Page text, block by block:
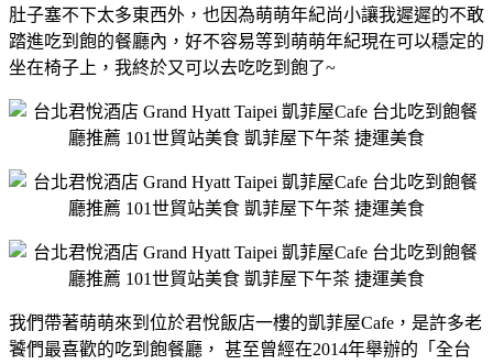
肚子塞不下太多東西外，也因為萌萌年紀尚小讓我遲遲的不敢
踏進吃到飽的餐廳內，好不容易等到萌萌年紀現在可以穩定的
坐在椅子上，我終於又可以去吃吃到飽了~
我們帶著萌萌來到位於君悅飯店一樓的凱菲屋Cafe，是許多老
饕們最喜歡的吃到飽餐廳， 甚至曾經在2014年舉辦的「全台